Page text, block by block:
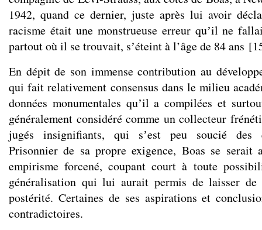
1942, quand ce dernier, juste après lui avoir
racisme était une monstrueuse erreur quʼil ne
partout où il se trouvait, sʼéteint à l’âge de 84 ans [
En dépit de son immense contribution au
qui fait relativement consensus dans le milieu
données monumentales quʼil a compilées et
généralement considéré comme un collecteur
jugés insignifiants, qui sʼest peu soucié des
Prisonnier de sa propre exigence, Boas se serait
empirisme forcené, coupant court à toute
généralisation qui lui aurait permis de laisser de
postérité. Certaines de ses aspirations et
contradictoires.